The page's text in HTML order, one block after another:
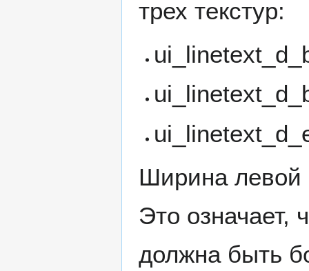
трех текстур:
Ширина левой
Это означает,
должна быть